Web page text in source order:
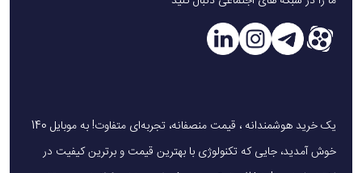
یک خرید هوشمندانه ، قیمت منصفانه، تجربه‌ای متفاوت! به موبایل 140
خوش آمدید، جایی که تکنولوژی با بهترین قیمت و برترین کیفیت در